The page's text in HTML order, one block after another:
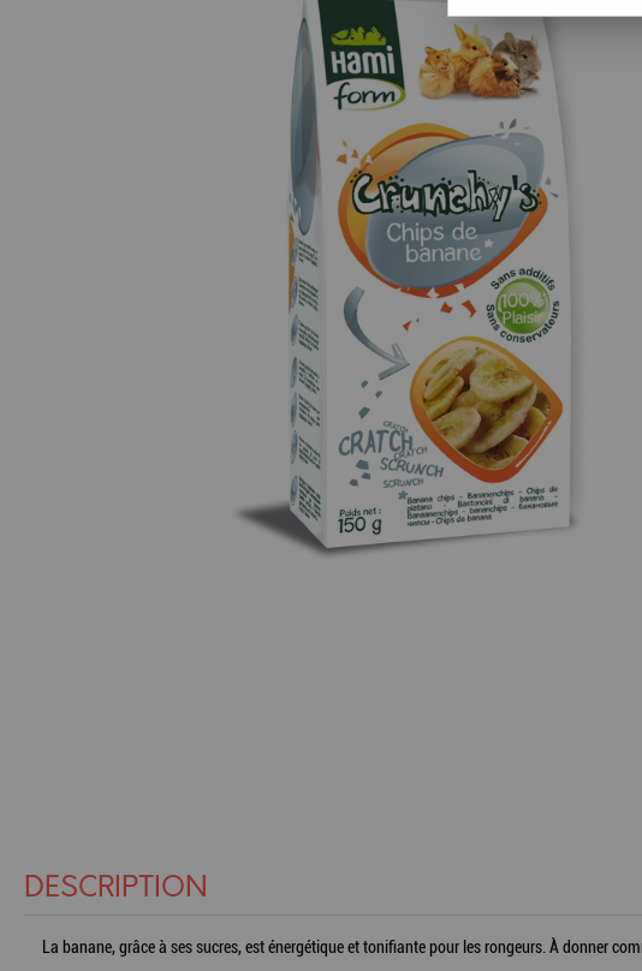
DESCRIPTION
La banane, grâce à ses sucres, est énergétique et tonifiante pour les rongeurs. À donner